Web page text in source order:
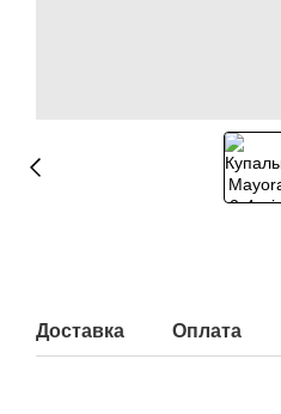
Доставка Оплата